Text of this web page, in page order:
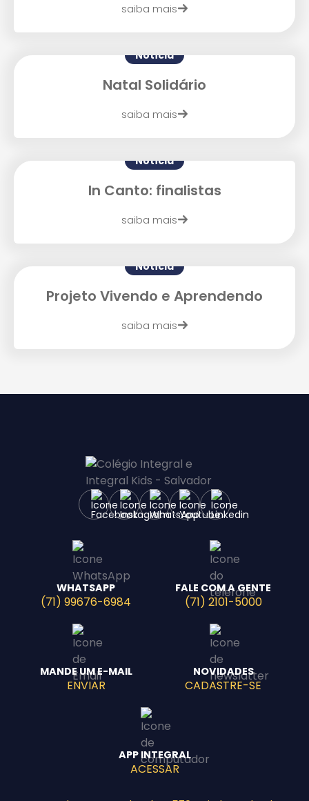
saiba mais
Notícia
Natal Solidário
saiba mais
Notícia
In Canto: finalistas
saiba mais
Notícia
Projeto Vivendo e Aprendendo
saiba mais
WHATSAPP
(71) 99676-6984
FALE COM A GENTE
(71) 2101-5000
MANDE UM E-MAIL
ENVIAR
NOVIDADES
CADASTRE-SE
APP INTEGRAL
ACESSAR
Agende uma visita